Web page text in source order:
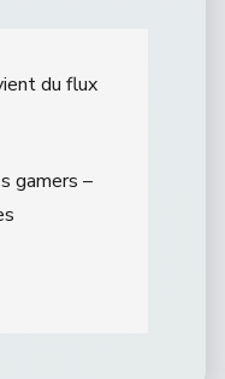
du flux
gamers –